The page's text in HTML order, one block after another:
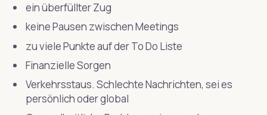
ein überfüllter Zug
keine Pausen zwischen Meetings
zu viele Punkte auf der To Do Liste
Finanzielle Sorgen
Verkehrsstaus. Schlechte Nachrichten, sei es
persönlich oder global